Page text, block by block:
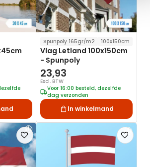
Spunpoly 165gr/m2 100x150cm
Vlag Letland 100x150cm
- Spunpoly
23,93
Excl. BTW
Voor 16:00 besteld, dezelfde
dag verzonden
In winkelmand
Voeg
toe
aan
verlanglijst
Voeg
toe